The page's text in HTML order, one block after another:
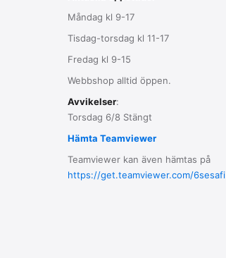
Måndag kl 9-17
Tisdag-torsdag kl 11-17
Fredag kl 9-15
Webbshop alltid öppen.
Avvikelser:
Torsdag 6/8 Stängt
Hämta Teamviewer
Teamviewer kan även hämtas på
https://get.teamviewer.com/6sesafi